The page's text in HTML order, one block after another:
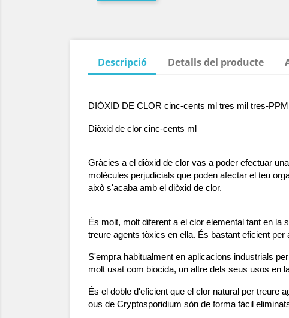
Descripció Detalls del producte
DIÒXID DE CLOR cinc-cents ml tres mil tres-
Diòxid de clor cinc-cents ml
Gràcies a el diòxid de clor vas a poder efectuar
molècules perjudicials que poden afectar el teu
això s'acaba amb el diòxid de clor.
És molt, molt diferent a el clor elemental tant en
treure agents tòxics en ella. És bastant eficient
S'empra habitualment en aplicacions industrials
molt usat com biocida, un altre dels seus usos en
És el doble d'eficient que el clor natural per treure
ous de Cryptosporidium són de forma fàcil